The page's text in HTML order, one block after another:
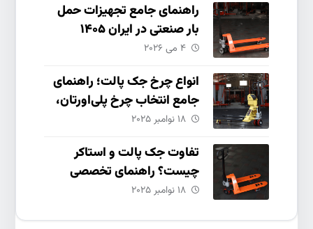
راهنمای جامع تجهیزات حمل
بار صنعتی در ایران ۱۴۰۵
۴ می ۲۰۲۶
انواع چرخ جک پالت؛ راهنمای
جامع انتخاب چرخ پلی‌اورتان،
نایلون و چدنی
۱۸ نوامبر ۲۰۲۵
تفاوت جک پالت و استاکر
چیست؟ راهنمای تخصصی
انتخاب و خرید
۱۸ نوامبر ۲۰۲۵